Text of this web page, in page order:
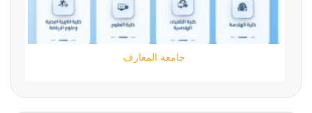
مؤسسة كود الحضارة